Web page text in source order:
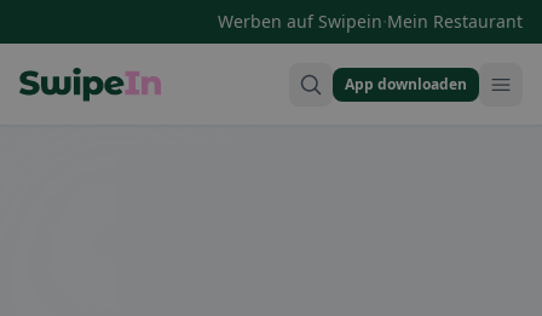
Werben auf Swipein·Mein Restaurant
App downloaden